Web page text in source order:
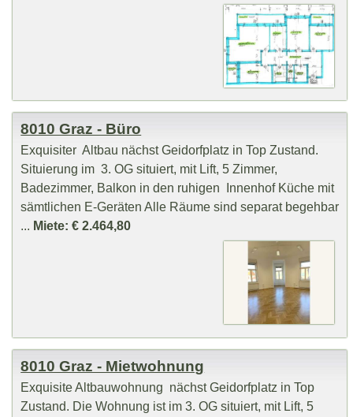
8010 Graz - Büro
Exquisiter Altbau nächst Geidorfplatz in Top Zustand.
Situierung im 3. OG situiert, mit Lift, 5 Zimmer,
Badezimmer, Balkon in den ruhigen Innenhof Küche mit
sämtlichen E-Geräten Alle Räume sind separat begehbar
... Miete: € 2.464,80
8010 Graz - Mietwohnung
Exquisite Altbauwohnung nächst Geidorfplatz in Top
Zustand. Die Wohnung ist im 3. OG situiert, mit Lift, 5